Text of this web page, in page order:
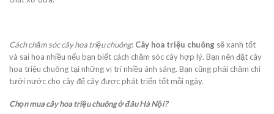
Cách chăm sóc cây hoa triệu chuông: Cây hoa triệu chuông sẽ xanh tốt
và sai hoa nhiều nếu bạn biết cách chăm sóc cây hợp lý. Bạn nên đặt cây
hoa triệu chuông tại những vị trí nhiều ánh sáng. Bạn cũng phải chăm chỉ
tưới nước cho cây để cây được phát triển tốt mỗi ngày.
Chọn mua cây hoa triệu chuông ở đâu Hà Nội?